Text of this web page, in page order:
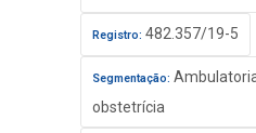
Registro: 482.357/19-5
Segmentação:
obstetrícia